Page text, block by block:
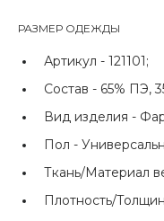
РАЗМЕР ОДЕЖДЫ
Артикул - 121101;
Состав - 65% ПЭ,
Вид изделия -
Пол -
Ткань/Материал
Плотность/